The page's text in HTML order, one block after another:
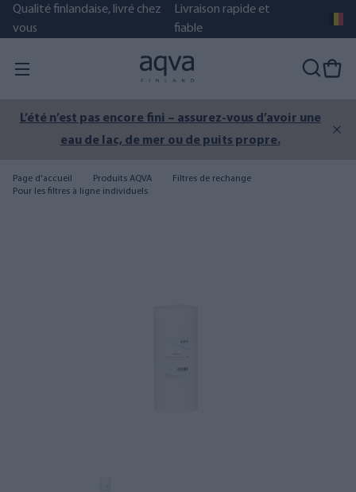
Qualité finlandaise, livré chez
vous
Livraison rapide et
fiable
L’été n’est pas encore fini – assurez-vous d’avoir une
eau de lac, de mer ou de puits propre.
Page d'accueil Produits AQVA
Filtres de rechange
Pour les filtres à ligne individuels